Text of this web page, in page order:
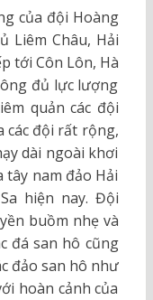
của đội Hoàng
Liêm Châu, Hải
tới Côn Lôn, Hà
đủ lực lượng
quản các đội
các đội rất rộng,
dài ngoài khơi
nam đảo Hải
hiện nay. Đội
buồm nhẹ và
đá san hô cũng
đảo san hô như
hoàn cảnh của